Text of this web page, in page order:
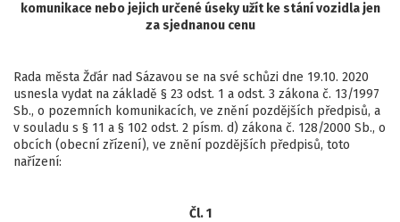
komunikace nebo jejich určené úseky užít ke stání vozidla jen
za sjednanou cenu
Rada města Žďár nad Sázavou se na své schůzi dne 19.10. 2020
usnesla vydat na základě § 23 odst. 1 a odst. 3 zákona č. 13/1997
Sb., o pozemních komunikacích, ve znění pozdějších předpisů, a
v souladu s § 11 a § 102 odst. 2 písm. d) zákona č. 128/2000 Sb., o
obcích (obecní zřízení), ve znění pozdějších předpisů, toto
nařízení:
Čl. 1